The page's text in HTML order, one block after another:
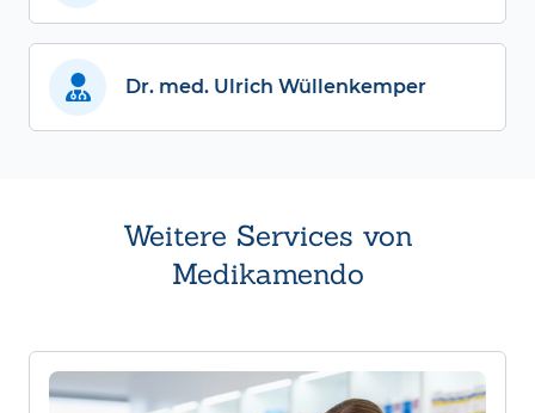
Dr. med. Ulrich Wüllenkemper
Weitere Services von
Medikamendo